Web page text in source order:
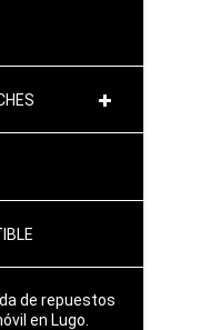
de repuestos
en Lugo.